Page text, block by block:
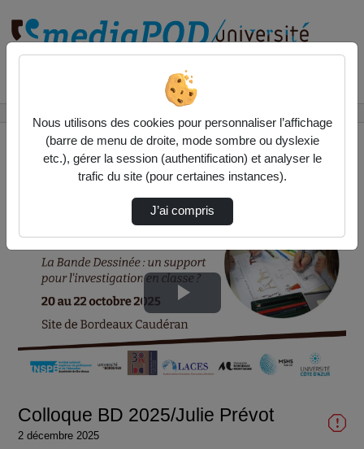
Lire
la
Colloque BD 2025/Julie Prévot
2 décembre 2025
Nous utilisons des cookies pour personnaliser l’affichage
(barre de menu de droite, mode sombre ou dyslexie
etc.), gérer la session (authentification) et analyser le
trafic du site (pour certaines instances).
J’ai compris